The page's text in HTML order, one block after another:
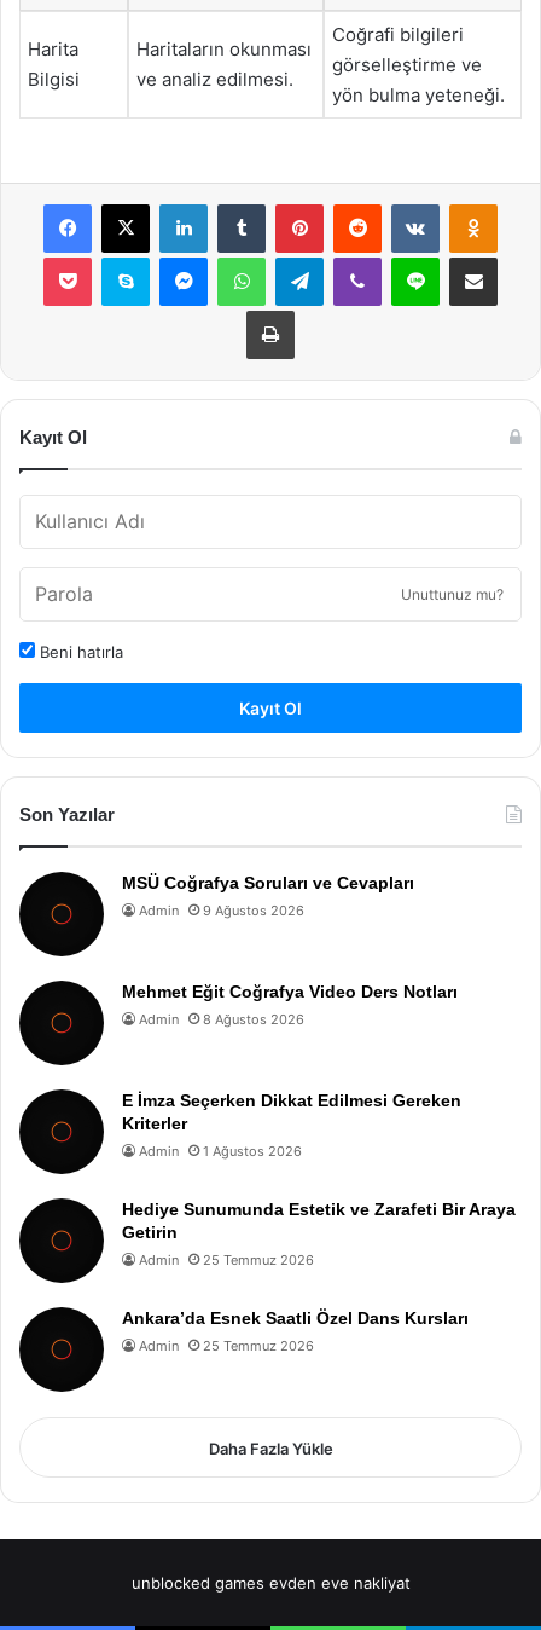
Harita
Bilgisi
Haritaların okunması
ve analiz edilmesi.
Coğrafi bilgileri
görselleştirme ve
yön bulma yeteneği.
Facebook
X LinkedInTumblr PinterestReddit VKontakte
Pocket Skype MessengerWhatsAppTelegramViber Line E-Posta ile
Yazdır
Kayıt Ol
Unuttunuz mu?
Beni hatırla
Kayıt Ol
Son Yazılar
MSÜ Coğrafya Soruları ve Cevapları
Admin 9 Ağustos 2026
Mehmet Eğit Coğrafya Video Ders Notları
Admin 8 Ağustos 2026
E İmza Seçerken Dikkat Edilmesi Gereken
Kriterler
Admin 1 Ağustos 2026
Hediye Sunumunda Estetik ve Zarafeti Bir Araya
Getirin
Admin 25 Temmuz 2026
Ankara’da Esnek Saatli Özel Dans Kursları
Admin 25 Temmuz 2026
Daha Fazla Yükle
unblocked games evden eve nakliyat